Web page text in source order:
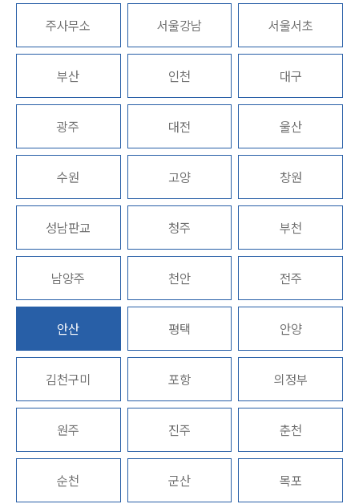
업무사례
주요 업무사례
사례분석/최신동향
법률정보
법률지식인
고객후기
업무분야
디지털포렌식 업무
압수수색 대응
전체
구성원 소개
디지털포렌식전문변호사
소식/자료
언론보도
공지사항
법률서식
뉴스레터/브로슈어
세미나
주사무소 서울강남 서울서초
부산 인천 대구
광주 대전 울산
수원 고양 창원
성남판교 청주 부천
남양주 천안 전주
안산 평택 안양
김천구미 포항 의정부
원주 진주 춘천
순천 군산 목포